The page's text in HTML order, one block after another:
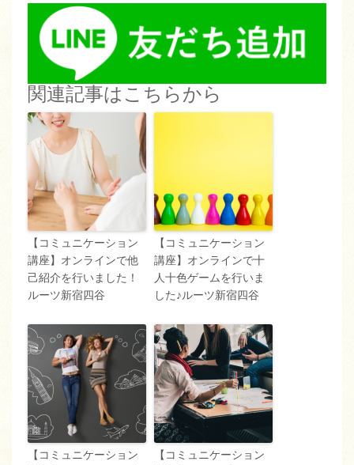
関連記事はこちらから
【コミュニケーション
講座】オンラインで他
己紹介を行いました！
ルーツ新宿四谷
【コミュニケーション
講座】オンラインで十
人十色ゲームを行いま
した♪ルーツ新宿四谷
【コミュニケーション
【コミュニケーション